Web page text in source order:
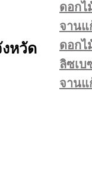
หวัด
ดอกไ
จานแ
ดอกไ
ลิซเบ
จานแ